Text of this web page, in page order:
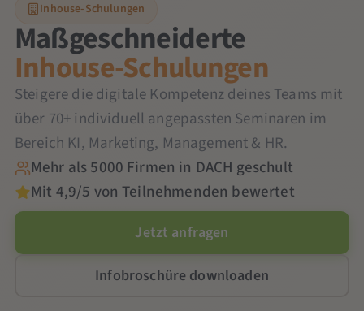
Inhouse-Schulungen
Maßgeschneiderte
Inhouse-Schulungen
Steigere die digitale Kompetenz deines Teams mit
über 70+ individuell angepassten Seminaren im
Bereich KI, Marketing, Management & HR.
Mehr als 5000 Firmen in DACH geschult
Mit 4,9/5 von Teilnehmenden bewertet
Jetzt anfragen
Infobroschüre downloaden